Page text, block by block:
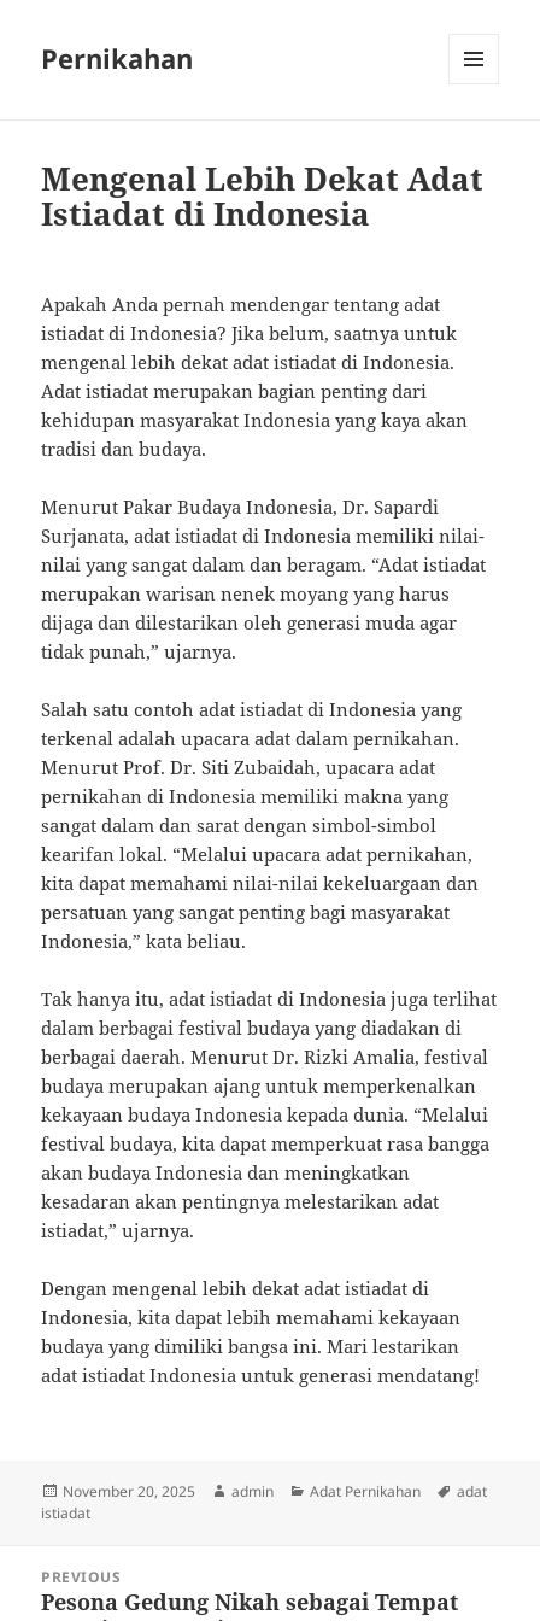
Pernikahan
Mengenal Lebih Dekat Adat
Istiadat di Indonesia
Apakah Anda pernah mendengar tentang adat
istiadat di Indonesia? Jika belum, saatnya untuk
mengenal lebih dekat adat istiadat di Indonesia.
Adat istiadat merupakan bagian penting dari
kehidupan masyarakat Indonesia yang kaya akan
tradisi dan budaya.
Menurut Pakar Budaya Indonesia, Dr. Sapardi
Surjanata, adat istiadat di Indonesia memiliki nilai-
nilai yang sangat dalam dan beragam. “Adat istiadat
merupakan warisan nenek moyang yang harus
dijaga dan dilestarikan oleh generasi muda agar
tidak punah,” ujarnya.
Salah satu contoh adat istiadat di Indonesia yang
terkenal adalah upacara adat dalam pernikahan.
Menurut Prof. Dr. Siti Zubaidah, upacara adat
pernikahan di Indonesia memiliki makna yang
sangat dalam dan sarat dengan simbol-simbol
kearifan lokal. “Melalui upacara adat pernikahan,
kita dapat memahami nilai-nilai kekeluargaan dan
persatuan yang sangat penting bagi masyarakat
Indonesia,” kata beliau.
Tak hanya itu, adat istiadat di Indonesia juga terlihat
dalam berbagai festival budaya yang diadakan di
berbagai daerah. Menurut Dr. Rizki Amalia, festival
budaya merupakan ajang untuk memperkenalkan
kekayaan budaya Indonesia kepada dunia. “Melalui
festival budaya, kita dapat memperkuat rasa bangga
akan budaya Indonesia dan meningkatkan
kesadaran akan pentingnya melestarikan adat
istiadat,” ujarnya.
Dengan mengenal lebih dekat adat istiadat di
Indonesia, kita dapat lebih memahami kekayaan
budaya yang dimiliki bangsa ini. Mari lestarikan
adat istiadat Indonesia untuk generasi mendatang!
Posted
on
November 20, 2025 Author
admin Categories
Adat Pernikahan Tags
adat
istiadat
navigation
PREVIOUS
Previous
Pesona Gedung Nikah sebagai Tempat